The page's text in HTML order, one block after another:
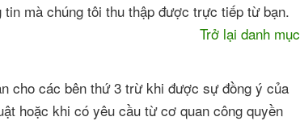
mà chúng tôi thu thập được trực tiếp từ bạn.
Trở lại danh mục
cho các bên thứ 3 trừ khi được sự đồng ý của
hoặc khi có yêu cầu từ cơ quan công quyền